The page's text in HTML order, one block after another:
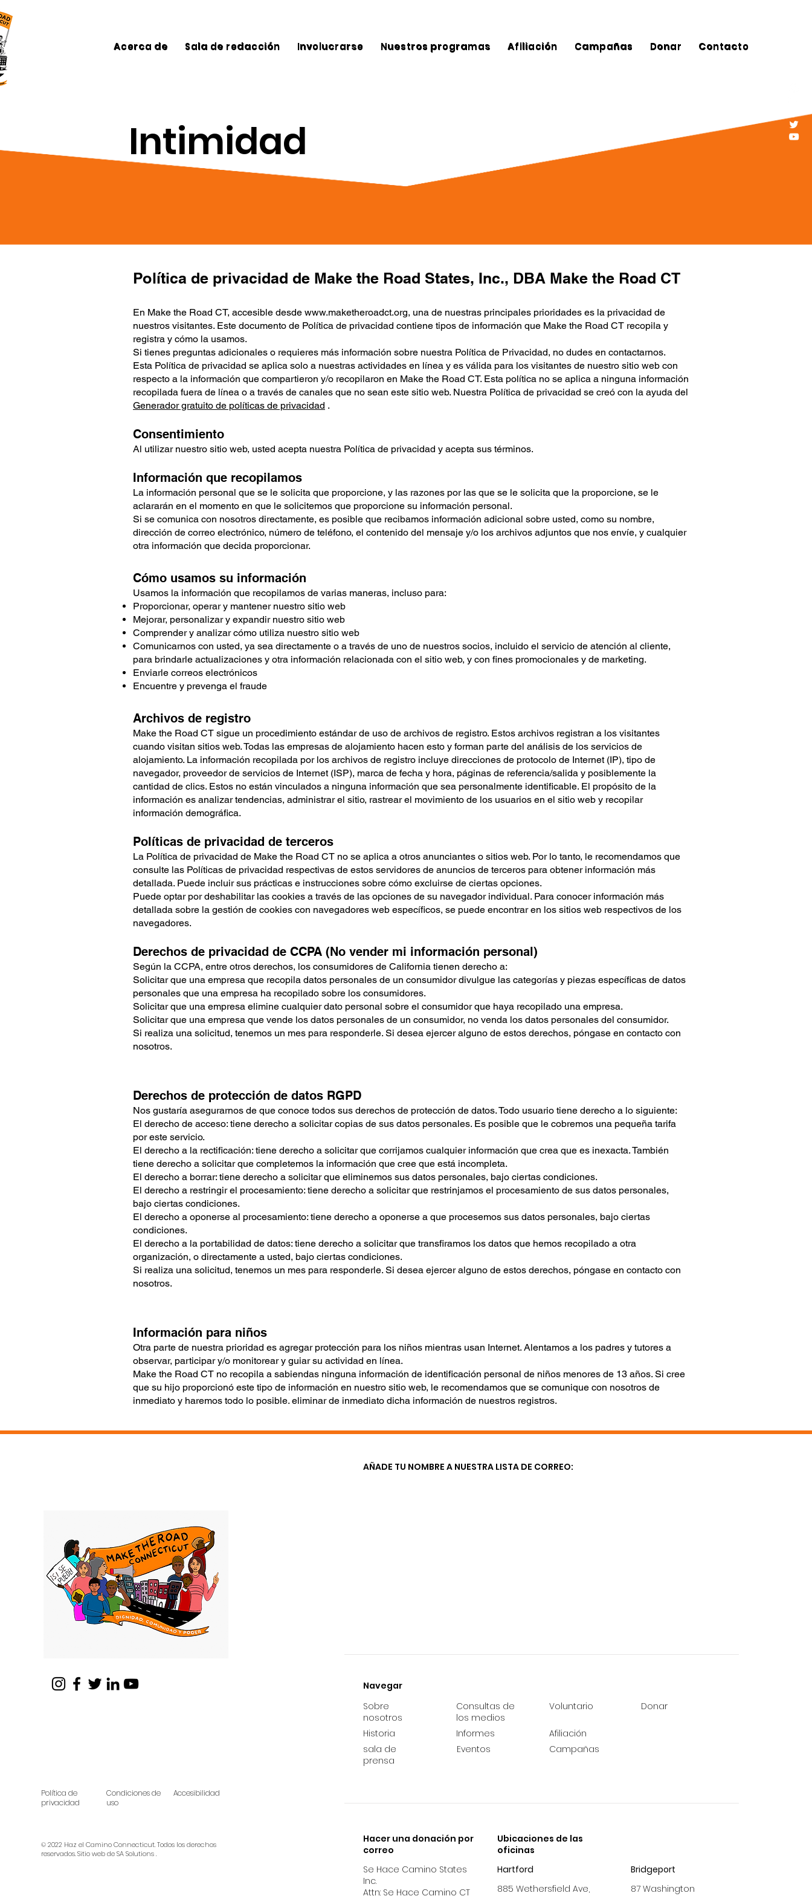
Acerca de Sala de redacción Involucrarse Nuestros programas Afiliación Campañas Donar Contacto
Intimidad
Política de privacidad de Make the Road States, Inc., DBA Make the Road CT
En Make the Road CT, accesible desde www.maketheroadct.org, una de nuestras principales prioridades es la privacidad de
nuestros visitantes. Este documento de Política de privacidad contiene tipos de información que Make the Road CT recopila y
registra y cómo la usamos.
Si tienes preguntas adicionales o requieres más información sobre nuestra Política de Privacidad, no dudes en contactarnos.
Esta Política de privacidad se aplica solo a nuestras actividades en línea y es válida para los visitantes de nuestro sitio web con
respecto a la información que compartieron y/o recopilaron en Make the Road CT. Esta política no se aplica a ninguna información
recopilada fuera de línea o a través de canales que no sean este sitio web. Nuestra Política de privacidad se creó con la ayuda del
Generador gratuito de políticas de privacidad .
Consentimiento
Al utilizar nuestro sitio web, usted acepta nuestra Política de privacidad y acepta sus términos.
Información que recopilamos
La información personal que se le solicita que proporcione, y las razones por las que se le solicita que la proporcione, se le
aclararán en el momento en que le solicitemos que proporcione su información personal.
Si se comunica con nosotros directamente, es posible que recibamos información adicional sobre usted, como su nombre,
dirección de correo electrónico, número de teléfono, el contenido del mensaje y/o los archivos adjuntos que nos envíe, y cualquier
otra información que decida proporcionar.
Cómo usamos su información
Usamos la información que recopilamos de varias maneras, incluso para:
Proporcionar, operar y mantener nuestro sitio web
Mejorar, personalizar y expandir nuestro sitio web
Comprender y analizar cómo utiliza nuestro sitio web
Comunicarnos con usted, ya sea directamente o a través de uno de nuestros socios, incluido el servicio de atención al cliente,
para brindarle actualizaciones y otra información relacionada con el sitio web, y con fines promocionales y de marketing.
Enviarle correos electrónicos
Encuentre y prevenga el fraude
Archivos de registro
Make the Road CT sigue un procedimiento estándar de uso de archivos de registro. Estos archivos registran a los visitantes
cuando visitan sitios web. Todas las empresas de alojamiento hacen esto y forman parte del análisis de los servicios de
alojamiento. La información recopilada por los archivos de registro incluye direcciones de protocolo de Internet (IP), tipo de
navegador, proveedor de servicios de Internet (ISP), marca de fecha y hora, páginas de referencia/salida y posiblemente la
cantidad de clics. Estos no están vinculados a ninguna información que sea personalmente identificable. El propósito de la
información es analizar tendencias, administrar el sitio, rastrear el movimiento de los usuarios en el sitio web y recopilar
información demográfica.
Políticas de privacidad de terceros
La Política de privacidad de Make the Road CT no se aplica a otros anunciantes o sitios web. Por lo tanto, le recomendamos que
consulte las Políticas de privacidad respectivas de estos servidores de anuncios de terceros para obtener información más
detallada. Puede incluir sus prácticas e instrucciones sobre cómo excluirse de ciertas opciones.
Puede optar por deshabilitar las cookies a través de las opciones de su navegador individual. Para conocer información más
detallada sobre la gestión de cookies con navegadores web específicos, se puede encontrar en los sitios web respectivos de los
navegadores.
Derechos de privacidad de CCPA (No vender mi información personal)
Según la CCPA, entre otros derechos, los consumidores de California tienen derecho a:
Solicitar que una empresa que recopila datos personales de un consumidor divulgue las categorías y piezas específicas de datos
personales que una empresa ha recopilado sobre los consumidores.
Solicitar que una empresa elimine cualquier dato personal sobre el consumidor que haya recopilado una empresa.
Solicitar que una empresa que vende los datos personales de un consumidor, no venda los datos personales del consumidor.
Si realiza una solicitud, tenemos un mes para responderle. Si desea ejercer alguno de estos derechos, póngase en contacto con
nosotros.
Derechos de protección de datos RGPD
Nos gustaría asegurarnos de que conoce todos sus derechos de protección de datos. Todo usuario tiene derecho a lo siguiente:
El derecho de acceso: tiene derecho a solicitar copias de sus datos personales. Es posible que le cobremos una pequeña tarifa
por este servicio.
El derecho a la rectificación: tiene derecho a solicitar que corrijamos cualquier información que crea que es inexacta. También
tiene derecho a solicitar que completemos la información que cree que está incompleta.
El derecho a borrar: tiene derecho a solicitar que eliminemos sus datos personales, bajo ciertas condiciones.
El derecho a restringir el procesamiento: tiene derecho a solicitar que restrinjamos el procesamiento de sus datos personales,
bajo ciertas condiciones.
El derecho a oponerse al procesamiento: tiene derecho a oponerse a que procesemos sus datos personales, bajo ciertas
condiciones.
El derecho a la portabilidad de datos: tiene derecho a solicitar que transfiramos los datos que hemos recopilado a otra
organización, o directamente a usted, bajo ciertas condiciones.
Si realiza una solicitud, tenemos un mes para responderle. Si desea ejercer alguno de estos derechos, póngase en contacto con
nosotros.
Información para niños
Otra parte de nuestra prioridad es agregar protección para los niños mientras usan Internet. Alentamos a los padres y tutores a
observar, participar y/o monitorear y guiar su actividad en línea.
Make the Road CT no recopila a sabiendas ninguna información de identificación personal de niños menores de 13 años. Si cree
que su hijo proporcionó este tipo de información en nuestro sitio web, le recomendamos que se comunique con nosotros de
inmediato y haremos todo lo posible. eliminar de inmediato dicha información de nuestros registros.
Política de
privacidad
Condiciones de
uso
Accesibilidad
© 2022 Haz el Camino Connecticut. Todos los derechos
reservados.Sitio web de SA Solutions.
AÑADE TU NOMBRE A NUESTRA LISTA DE CORREO:
Navegar
Sobre
nosotros
Historia
sala de
prensa
Consultas de
los medios
Informes
Eventos
Voluntario Donar
Afiliación
Campañas
Hacer una donación por
correo
Se Hace Camino States
Inc.
Attn: Se Hace Camino CT
Ubicaciones de las
oficinas
Hartford
885 Wethersfield Ave,
Bridgeport
87 Washington